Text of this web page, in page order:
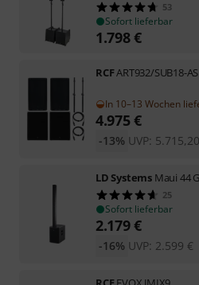
53
Sofort lieferbar
1.798€
RCFART932/SUB18-
In 10–13 Wochen
4.975€
UVP: 5.715,20
-13%
LD Systems Maui 44
25
Sofort lieferbar
2.179€
UVP: 2.599 €
-16%